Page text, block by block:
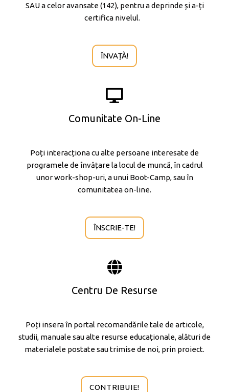
SAU a celor avansate (142), pentru a deprinde și a-ți
certifica nivelul.
ÎNVAȚĂ!
Comunitate On-Line
Poți interacționa cu alte persoane interesate de
programele de învățare la locul de muncă, în cadrul
unor work-shop-uri, a unui Boot-Camp, sau în
comunitatea on-line.
ÎNSCRIE-TE!
Centru De Resurse
Poți insera în portal recomandările tale de articole,
studii, manuale sau alte resurse educaționale, alături de
materialele postate sau trimise de noi, prin proiect.
CONTRIBUIE!